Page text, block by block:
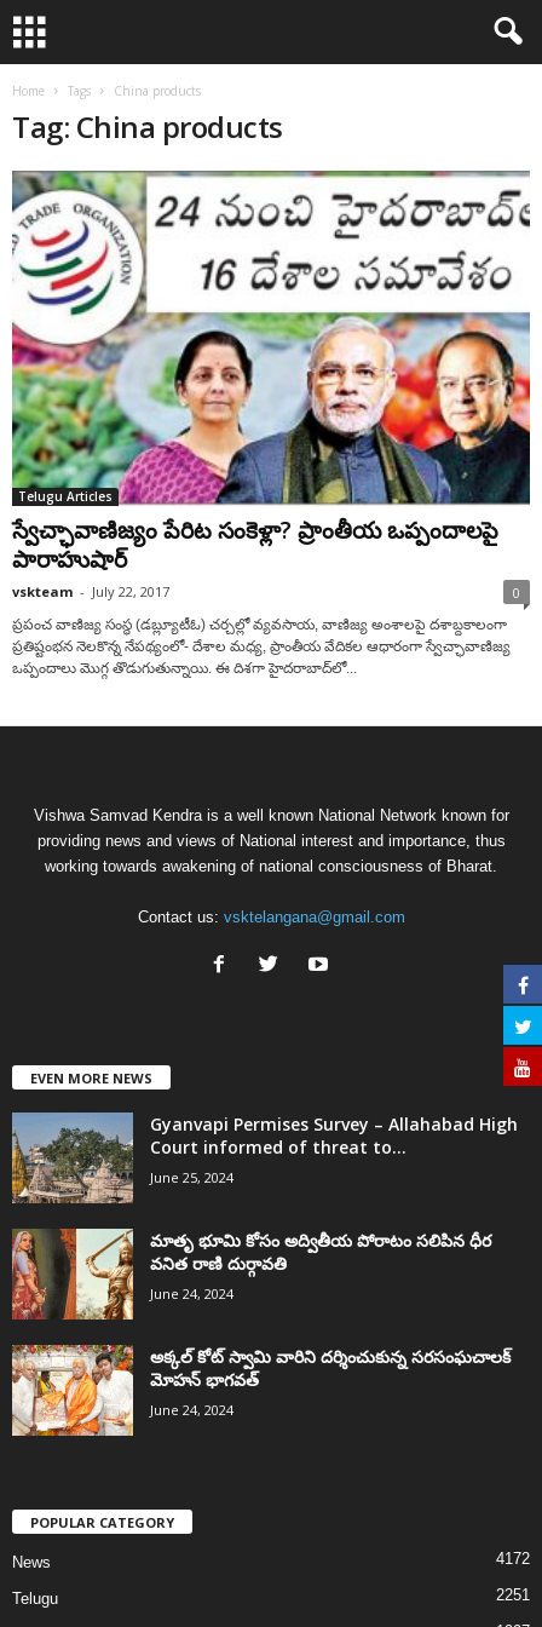
Home Tags China products
Tag: China products
Telugu Articles
స్వేచ్ఛావాణిజ్యం పేరిట సంకెళ్లా? ప్రాంతీయ ఒప్పందాలపై
పారాహుషార్‌
vskteam - July 22, 2017 0
ప్రపంచ వాణిజ్య సంస్థ (డబ్ల్యూటీఓ) చర్చల్లో వ్యవసాయ, వాణిజ్య అంశాలపై దశాబ్దకాలంగా
ప్రతిష్టంభన నెలకొన్న నేపథ్యంలో- దేశాల మధ్య, ప్రాంతీయ వేదికల ఆధారంగా స్వేచ్ఛావాణిజ్య
ఒప్పందాలు మొగ్గ తొడుగుతున్నాయి. ఈ దిశగా హైదరాబాద్‌లో...
Vishwa Samvad Kendra is a well known National Network known for
providing news and views of National interest and importance, thus
working towards awakening of national consciousness of Bharat.
Contact us: vsktelangana@gmail.com
EVEN MORE NEWS
Gyanvapi Permises Survey – Allahabad High
Court informed of threat to...
June 25, 2024
మాతృ భూమి కోసం అద్వితీయ పోరాటం సలిపిన ధీర
వనిత రాణి దుర్గావతి
June 24, 2024
అక్కల్‌ కోట్‌ స్వామి వారిని దర్శించుకున్న సరసంఘచాలక్
మోహన్ భాగవత్
June 24, 2024
POPULAR CATEGORY
News 4172
Telugu 2251